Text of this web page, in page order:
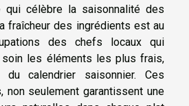
qui célèbre la saisonnalité des
fraîcheur des ingrédients est au
des chefs locaux qui
soin les éléments les plus frais,
du calendrier saisonnier. Ces
non seulement garantissent une